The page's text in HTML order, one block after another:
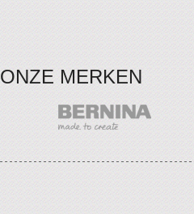
ONZE MERKEN